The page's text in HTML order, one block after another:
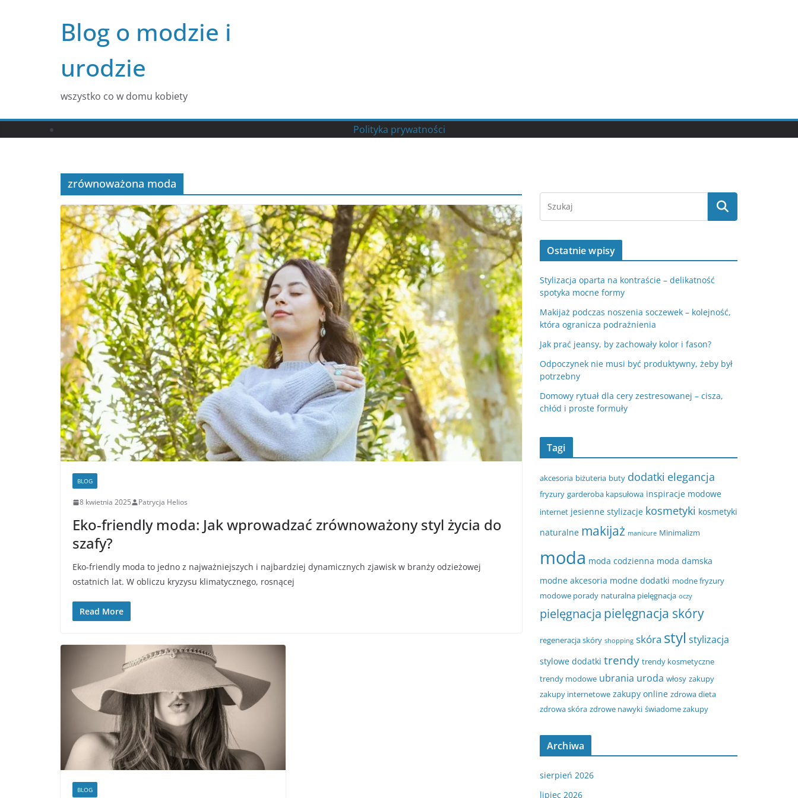
Blog o modzie i
urodzie
wszystko co w domu kobiety
Polityka prywatności
zrównoważona moda
BLOG
8 kwietnia 2025 Patrycja Helios
Eko-friendly moda: Jak wprowadzać zrównoważony styl życia do
szafy?
Eko-friendly moda to jedno z najważniejszych i najbardziej dynamicznych zjawisk w branży odzieżowej
ostatnich lat. W obliczu kryzysu klimatycznego, rosnącej
Read More
BLOG
Ostatnie wpisy
Stylizacja oparta na kontraście – delikatność
spotyka mocne formy
Makijaż podczas noszenia soczewek – kolejność,
która ogranicza podrażnienia
Jak prać jeansy, by zachowały kolor i fason?
Odpoczynek nie musi być produktywny, żeby był
potrzebny
Domowy rytuał dla cery zestresowanej – cisza,
chłód i proste formuły
Tagi
akcesoria biżuteria buty dodatki elegancja
fryzury garderoba kapsułowa inspiracje modowe
internet jesienne stylizacje kosmetyki kosmetyki
naturalne makijaż manicure Minimalizm
moda moda codzienna moda damska
modne akcesoria modne dodatki modne fryzury
modowe porady naturalna pielęgnacja oczy
pielęgnacja pielęgnacja skóry
regeneracja skóry shopping skóra styl stylizacja
stylowe dodatki trendy trendy kosmetyczne
trendy modowe ubrania uroda włosy zakupy
zakupy internetowe zakupy online zdrowa dieta
zdrowa skóra zdrowe nawyki świadome zakupy
Archiwa
sierpień 2026
lipiec 2026